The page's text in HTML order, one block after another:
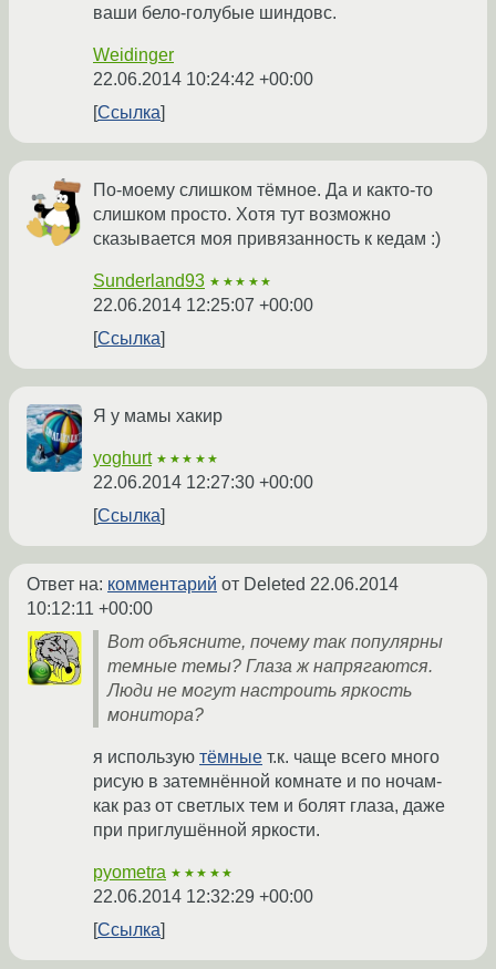
ваши бело-голубые шиндовс.
Weidinger
22.06.2014 10:24:42 +00:00
Ссылка
По-моему слишком тёмное. Да и както-то
слишком просто. Хотя тут возможно
сказывается моя привязанность к кедам :)
Sunderland93 ★★★★★
22.06.2014 12:25:07 +00:00
Ссылка
Я у мамы хакир
yoghurt ★★★★★
22.06.2014 12:27:30 +00:00
Ссылка
Ответ на: комментарий от Deleted 22.06.2014
10:12:11 +00:00
Вот объясните, почему так популярны
темные темы? Глаза ж напрягаются.
Люди не могут настроить яркость
монитора?
я использую тёмные т.к. чаще всего много
рисую в затемнённой комнате и по ночам-
как раз от светлых тем и болят глаза, даже
при приглушённой яркости.
pyometra ★★★★★
22.06.2014 12:32:29 +00:00
Ссылка